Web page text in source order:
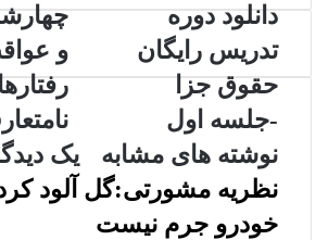
دوره
تدریس
رایگان
حقوق
-جلسه
اول
دانلود دوره
تدریس رایگان
حقوق جزا
-جلسه اول
سوری
و
عواقب
قانونی
رفتارهای
نامتعارف
و
نوشته های مشابه
نظریه مشورتی:گل آلود
خودرو جرم نیست
یک